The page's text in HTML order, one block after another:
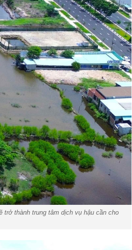
trở thành trung tâm dịch vụ hậu cần cho